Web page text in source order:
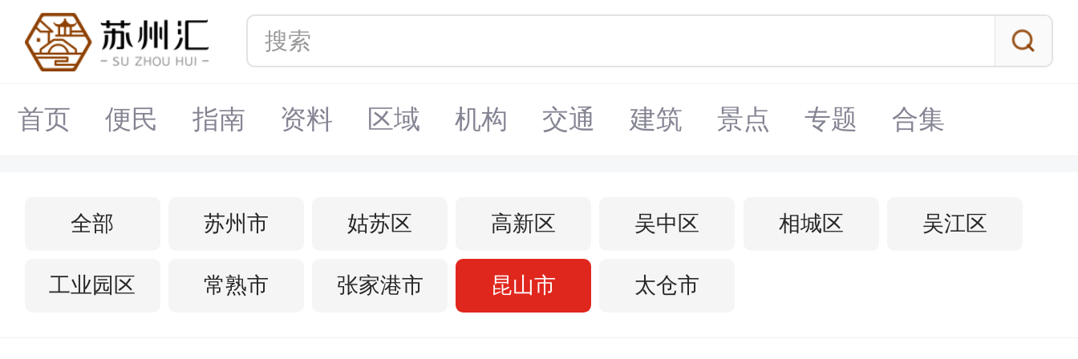
首页 便民 指南 资料 区域 机构 交通 建筑 景点 专题 合集
全部 苏州市 姑苏区 高新区 吴中区 相城区 吴江区
工业园区 常熟市 张家港市 昆山市 太仓市